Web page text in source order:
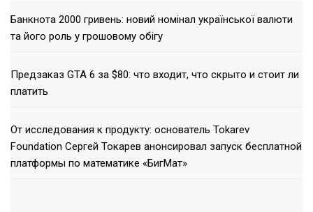
Банкнота 2000 гривень: новий номінал української валюти
та його роль у грошовому обігу
Предзаказ GTA 6 за $80: что входит, что скрыто и стоит ли
платить
От исследования к продукту: основатель Tokarev
Foundation Сергей Токарев анонсировал запуск бесплатной
платформы по математике «БигМат»